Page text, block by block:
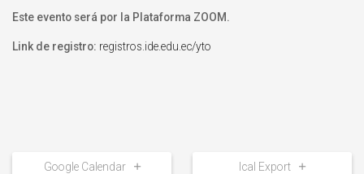
Este evento será por la Plataforma ZOOM.
Link de registro: registros.ide.edu.ec/yto
Google Calendar Ical Export